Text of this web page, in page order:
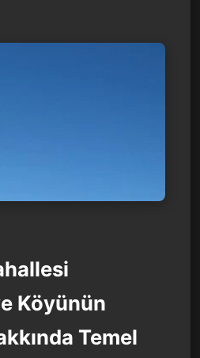
Köyünün
Temel